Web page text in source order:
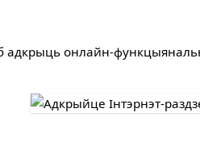
адкрыць онлайн-